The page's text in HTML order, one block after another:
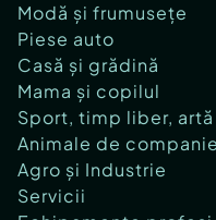
Modă și frumusețe
Piese auto
Casă și grădină
Mama și copilul
Sport, timp liber, artă
Animale de companie
Agro și Industrie
Servicii